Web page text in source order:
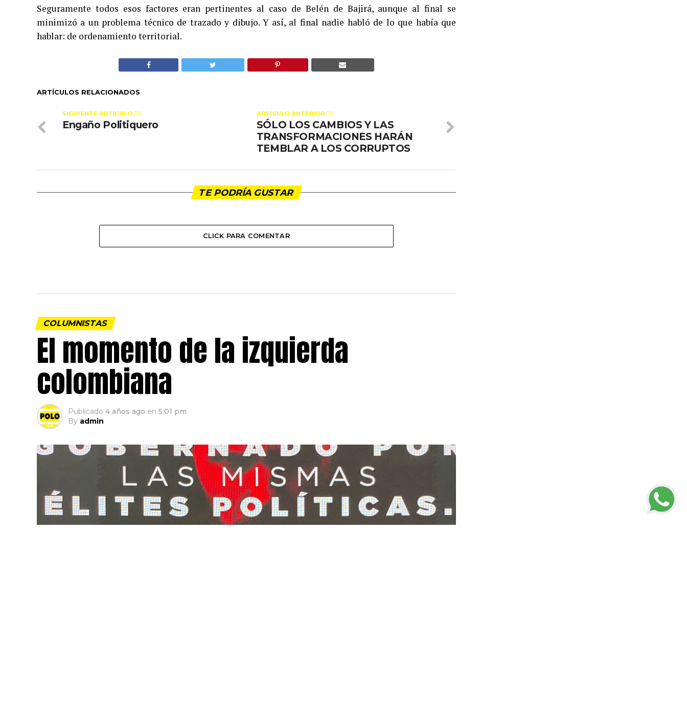
Seguramente todos esos factores eran pertinentes al caso de Belén de Bajirá, aunque al final se
minimizó a un problema técnico de trazado y dibujo. Y así, al final nadie habló de lo que había que
hablar: de ordenamiento territorial.
ARTÍCULOS RELACIONADOS
ARTÍCULO ANTERIOR 👉🏻
SÓLO LOS CAMBIOS Y LAS
TRANSFORMACIONES HARÁN
TEMBLAR A LOS CORRUPTOS
SIGUIENTE ARTÍCULO 👈🏻
Engaño Politiquero
TE PODRÍA GUSTAR
CLICK PARA COMENTAR
COLUMNISTAS
El momento de la izquierda
colombiana
Publicado 4 años ago en 5:01 pm
By admin